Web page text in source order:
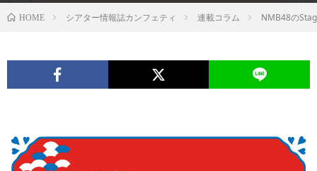
HOME シアター情報誌カンフェティ 連載コラム NMB48の